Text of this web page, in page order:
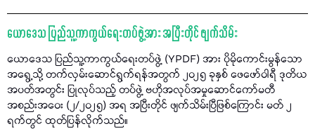
ယောဒေသ ပြည်သူ့ကာကွယ်ရေးတပ်ဖွဲ့အား အပြီးတိုင် ဖျက်သိမ်း
ယောဒေသ ပြည်သူ့ကာကွယ်ရေးတပ်ဖွဲ့ (YPDF) အား ပိုမိုကောင်းမွန်သော
အရွေ့သို့ တက်လှမ်းဆောင်ရွက်ရန်အတွက် ၂၀၂၅ ခုနှစ် ဖေဖော်ဝါရီ ဒုတိယ
အပတ်အတွင်း ပြုလုပ်သည့် တပ်ဖွဲ့ ဗဟိုအလုပ်အမှုဆောင်ကော်မတီ
အစည်းအဝေး (၂/၂၀၂၅) အရ အပြီးတိုင် ဖျက်သိမ်းပြီဖြစ်ကြောင်း မတ် ၂
ရက်တွင် ထုတ်ပြန်လိုက်သည်။